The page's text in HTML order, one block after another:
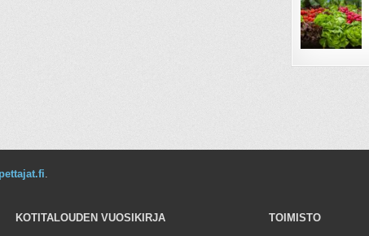
KOTITALOUDEN VUOSIKIRJA TOIMISTO